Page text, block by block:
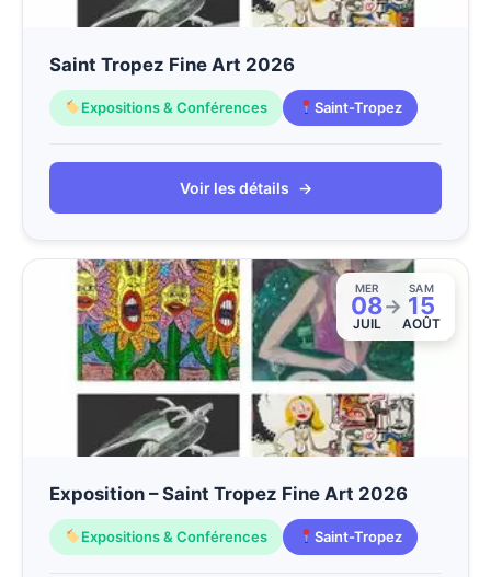
Saint Tropez Fine Art 2026
Expositions & Conférences Saint-Tropez
Voir les détails →
MER
08
JUIL
→
SAM
15
AOÛT
Exposition – Saint Tropez Fine Art 2026
Expositions & Conférences Saint-Tropez